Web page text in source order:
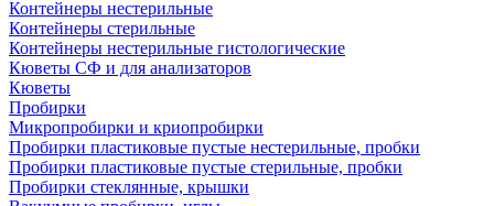
Контейнеры нестерильные
Контейнеры стерильные
Контейнеры нестерильные гистологические
Кюветы СФ и для анализаторов
Кюветы
Пробирки
Микропробирки и криопробирки
Пробирки пластиковые пустые нестерильные, пробки
Пробирки пластиковые пустые стерильные, пробки
Пробирки стеклянные, крышки